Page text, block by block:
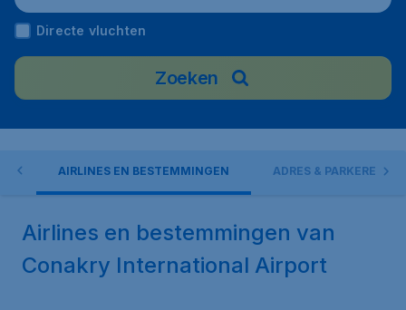
ed Sekou Touré), Guinea
Directe vluchten
Zoeken
AIRLINES EN BESTEMMINGEN ADRES & PARKEREN
Airlines en bestemmingen van
Conakry International Airport